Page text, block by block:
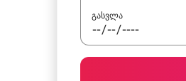
გასვლა